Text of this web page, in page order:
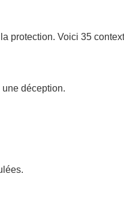
protection. Voici 35
déception.